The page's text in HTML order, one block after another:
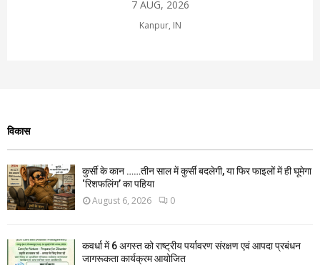
7 AUG, 2026
Kanpur, IN
विकास
कुर्सी के कान ……तीन साल में कुर्सी बदलेगी, या फिर फाइलों में ही घूमेगा
‘रिशफलिंग’ का पहिया
August 6, 2026 0
कवर्धा में 6 अगस्त को राष्ट्रीय पर्यावरण संरक्षण एवं आपदा प्रबंधन
जागरूकता कार्यक्रम आयोजित